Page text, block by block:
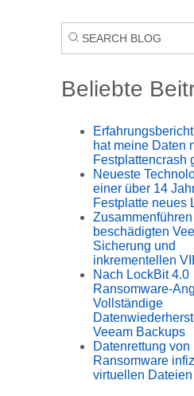
Beliebte
hat meine Daten
Festplattencrash
Neueste
einer über 14
Festplatte neues
beschädigten
Sicherung und
inkrementellen
Nach LockBit 4.0
Ransomware-
Vollständige
Veeam Backups
Datenrettung von
Ransomware
virtuellen Dateien